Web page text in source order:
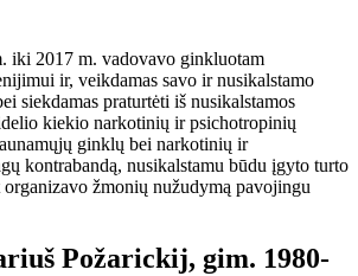
iki 2017 m. vadovavo ginkluotam
ir, veikdamas savo ir nusikalstamo
siekdamas praturtėti iš nusikalstamos
kiekio narkotinių ir psichotropinių
ginklų bei narkotinių ir
kontrabandą, nusikalstamu būdu įgyto turto
žmonių nužudymą pavojingu
Požarickij, gim. 1980-